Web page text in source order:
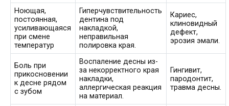
Ноющая,
постоянная,
усиливающаяся
при смене
температур
Гиперчувствительность
дентина под
накладкой,
неправильная
полировка края.
Кариес,
клиновидный
дефект,
эрозия эмали.
Боль при
прикосновении
к десне рядом
с зубом
Воспаление десны из-
за некорректного края
накладки,
аллергическая реакция
на материал.
Гингивит,
пародонтит,
травма десны.